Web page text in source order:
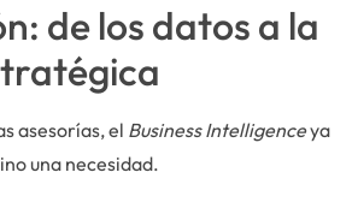
de los datos a la
asesorías, el Business Intelligenceya
una necesidad.